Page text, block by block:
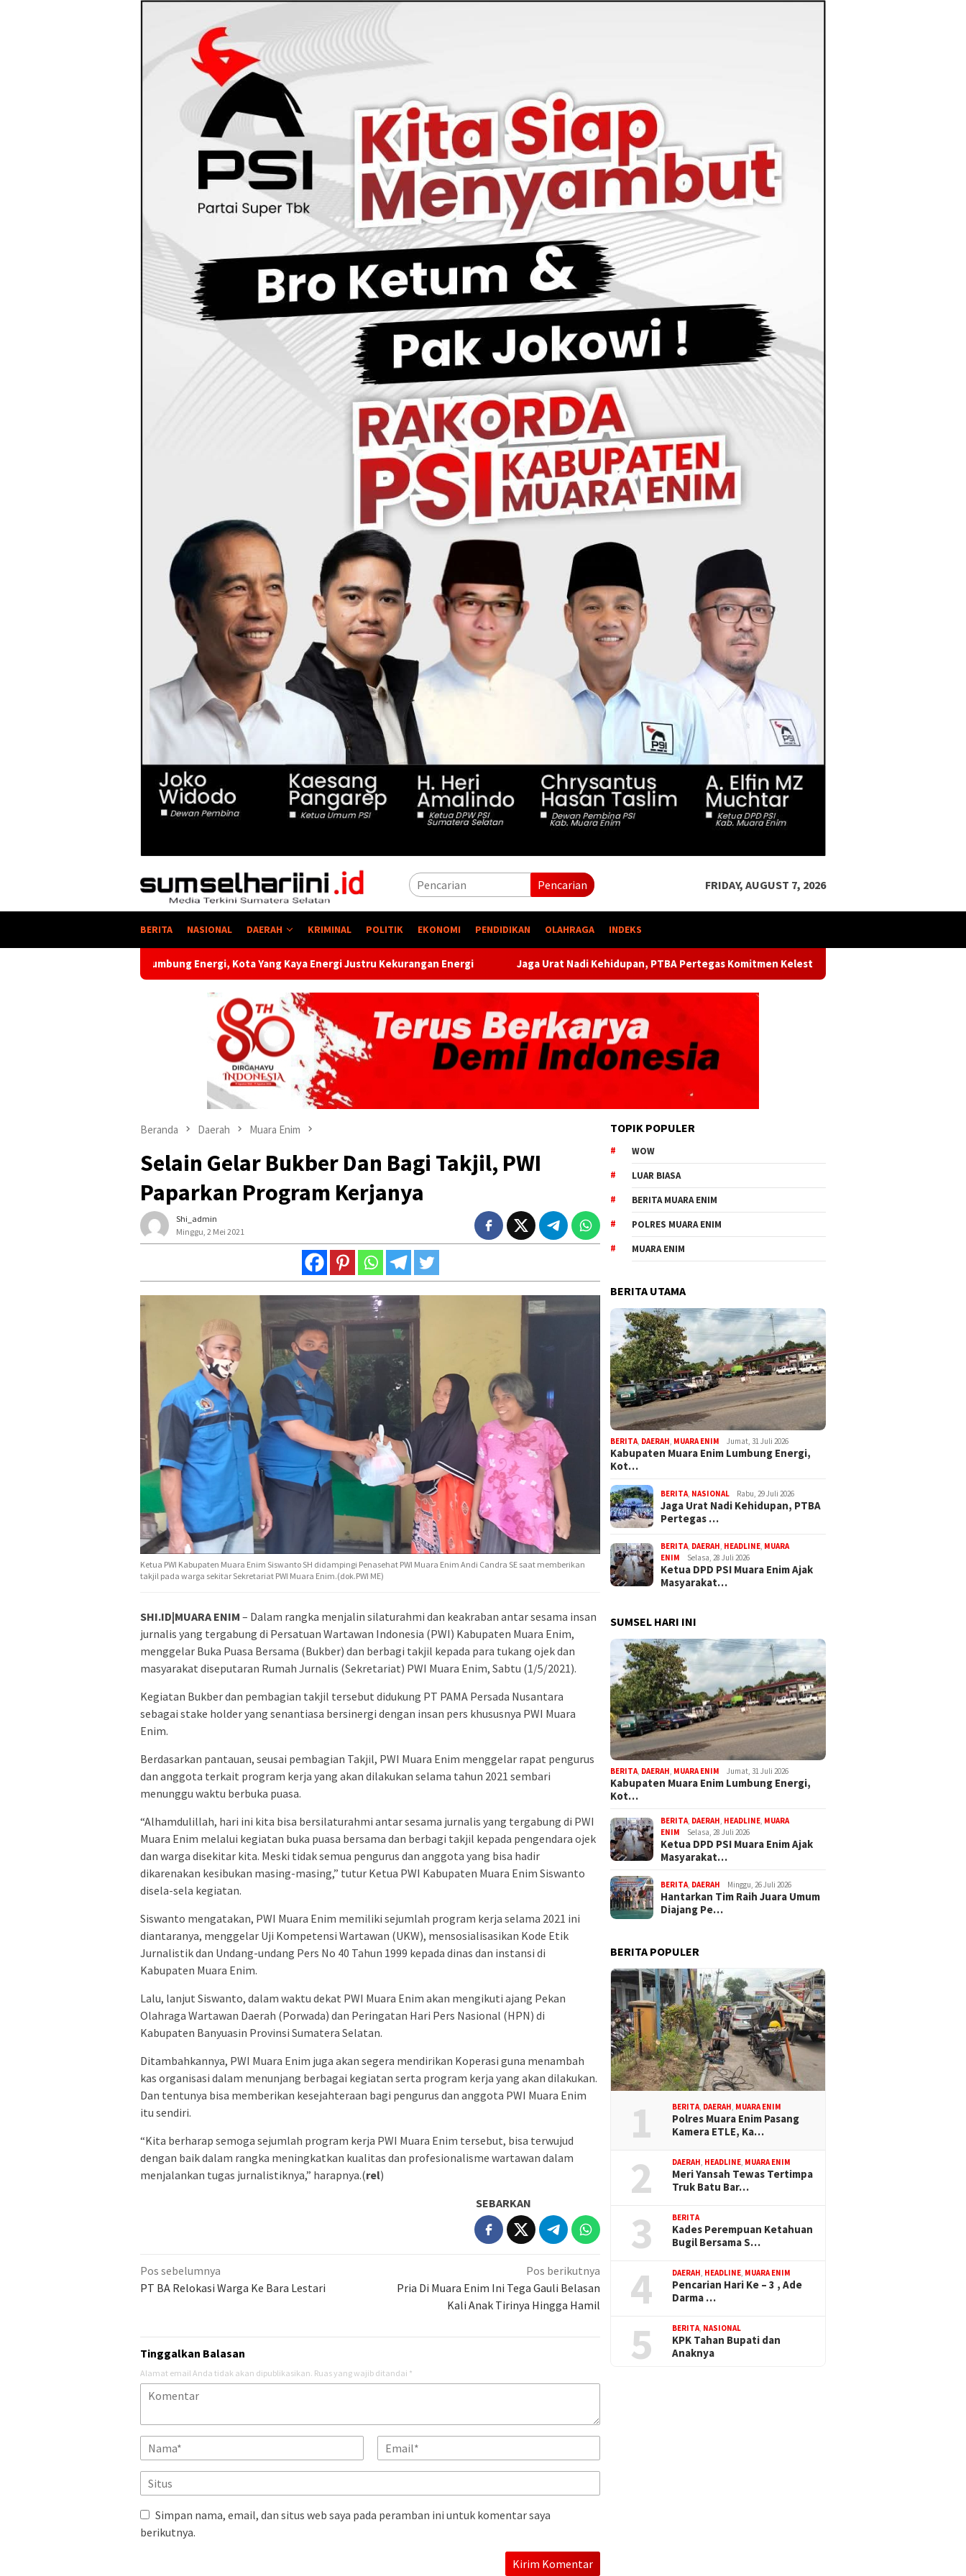
Pencarian FRIDAY, AUGUST 7, 2026
BERITA NASIONAL DAERAH KRIMINAL POLITIK EKONOMI PENDIDIKAN OLAHRAGA INDEKS
Energi, Kota Yang Kaya Energi Justru Kekurangan Energi Jaga Urat Nadi Kehidupan, PTBA Pertegas Komitmen Kelestarian Sungai dalam Konferensi Sungai Indonesia 2026
Beranda Daerah Muara Enim
Selain Gelar Bukber Dan Bagi Takjil, PWI
Paparkan Program Kerjanya
Shi_admin
Minggu, 2 Mei 2021
Ketua PWI Kabupaten Muara Enim Siswanto SH didampingi Penasehat PWI Muara Enim Andi Candra SE saat memberikan
takjil pada warga sekitar Sekretariat PWI Muara Enim.(dok.PWI ME)
SHI.ID|MUARA ENIM – Dalam rangka menjalin silaturahmi dan keakraban antar sesama insan
jurnalis yang tergabung di Persatuan Wartawan Indonesia (PWI) Kabupaten Muara Enim,
menggelar Buka Puasa Bersama (Bukber) dan berbagi takjil kepada para tukang ojek dan
masyarakat diseputaran Rumah Jurnalis (Sekretariat) PWI Muara Enim, Sabtu (1/5/2021).
Kegiatan Bukber dan pembagian takjil tersebut didukung PT PAMA Persada Nusantara
sebagai stake holder yang senantiasa bersinergi dengan insan pers khususnya PWI Muara
Enim.
Berdasarkan pantauan, seusai pembagian Takjil, PWI Muara Enim menggelar rapat pengurus
dan anggota terkait program kerja yang akan dilakukan selama tahun 2021 sembari
menunggu waktu berbuka puasa.
“Alhamdulillah, hari ini kita bisa bersilaturahmi antar sesama jurnalis yang tergabung di PWI
Muara Enim melalui kegiatan buka puasa bersama dan berbagi takjil kepada pengendara ojek
dan warga disekitar kita. Meski tidak semua pengurus dan anggota yang bisa hadir
dikarenakan kesibukan masing-masing,” tutur Ketua PWI Kabupaten Muara Enim Siswanto
disela-sela kegiatan.
Siswanto mengatakan, PWI Muara Enim memiliki sejumlah program kerja selama 2021 ini
diantaranya, menggelar Uji Kompetensi Wartawan (UKW), mensosialisasikan Kode Etik
Jurnalistik dan Undang-undang Pers No 40 Tahun 1999 kepada dinas dan instansi di
Kabupaten Muara Enim.
Lalu, lanjut Siswanto, dalam waktu dekat PWI Muara Enim akan mengikuti ajang Pekan
Olahraga Wartawan Daerah (Porwada) dan Peringatan Hari Pers Nasional (HPN) di
Kabupaten Banyuasin Provinsi Sumatera Selatan.
Ditambahkannya, PWI Muara Enim juga akan segera mendirikan Koperasi guna menambah
kas organisasi dalam menunjang berbagai kegiatan serta program kerja yang akan dilakukan.
Dan tentunya bisa memberikan kesejahteraan bagi pengurus dan anggota PWI Muara Enim
itu sendiri.
“Kita berharap semoga sejumlah program kerja PWI Muara Enim tersebut, bisa terwujud
dengan baik dalam rangka meningkatkan kualitas dan profesionalisme wartawan dalam
menjalankan tugas jurnalistiknya,” harapnya.(rel)
SEBARKAN
Navigasi
pos
Pos sebelumnya
PT BA Relokasi Warga Ke Bara Lestari
Pos berikutnya
Pria Di Muara Enim Ini Tega Gauli Belasan
Kali Anak Tirinya Hingga Hamil
Tinggalkan Balasan
Alamat email Anda tidak akan dipublikasikan. Ruas yang wajib ditandai *
Simpan nama, email, dan situs web saya pada peramban ini untuk komentar saya
berikutnya.
TOPIK POPULER
WOW
LUAR BIASA
BERITA MUARA ENIM
POLRES MUARA ENIM
MUARA ENIM
BERITA UTAMA
BERITA DAERAH MUARA ENIM Jumat, 31 Juli 2026
Kabupaten Muara Enim Lumbung Energi,
Kot…
BERITA NASIONAL Rabu, 29 Juli 2026
Jaga Urat Nadi Kehidupan, PTBA
Pertegas …
BERITA DAERAH HEADLINE MUARA
ENIM
Selasa, 28 Juli 2026
Ketua DPD PSI Muara Enim Ajak
Masyarakat…
SUMSEL HARI INI
BERITA, DAERAH, MUARA ENIM Jumat, 31 Juli 2026
Kabupaten Muara Enim Lumbung Energi,
Kot…
BERITA, DAERAH, HEADLINE, MUARA
ENIM
Selasa, 28 Juli 2026
Ketua DPD PSI Muara Enim Ajak
Masyarakat…
BERITA, DAERAH Minggu, 26 Juli 2026
Hantarkan Tim Raih Juara Umum
Diajang Pe…
BERITA POPULER
1 BERITA, DAERAH, MUARA ENIM
Polres Muara Enim Pasang
Kamera ETLE, Ka…
2 DAERAH, HEADLINE, MUARA ENIM
Meri Yansah Tewas Tertimpa
Truk Batu Bar…
3 BERITA
Kades Perempuan Ketahuan
Bugil Bersama S…
4 DAERAH, HEADLINE, MUARA ENIM
Pencarian Hari Ke – 3 , Ade
Darma …
5 BERITA, NASIONAL
KPK Tahan Bupati dan
Anaknya